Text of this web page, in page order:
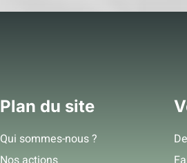
Plan du site
Qui sommes-nous ?